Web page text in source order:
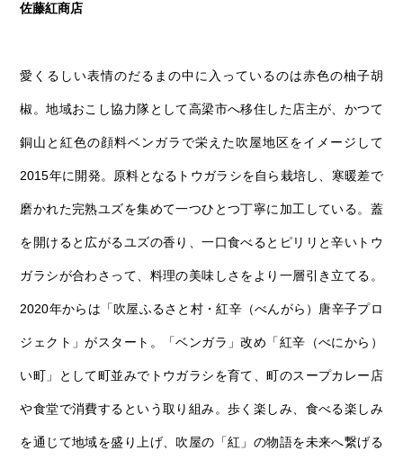
佐藤紅商店
愛くるしい表情のだるまの中に入っているのは赤色の柚子胡
椒。地域おこし協力隊として高梁市へ移住した店主が、かつて
銅山と紅色の顔料ベンガラで栄えた吹屋地区をイメージして
2015年に開発。原料となるトウガラシを自ら栽培し、寒暖差で
磨かれた完熟ユズを集めて一つひとつ丁寧に加工している。蓋
を開けると広がるユズの香り、一口食べるとピリリと辛いトウ
ガラシが合わさって、料理の美味しさをより一層引き立てる。
2020年からは「吹屋ふるさと村・紅辛（べんがら）唐辛子プロ
ジェクト」がスタート。「ベンガラ」改め「紅辛（べにから）
い町」として町並みでトウガラシを育て、町のスープカレー店
や食堂で消費するという取り組み。歩く楽しみ、食べる楽しみ
を通じて地域を盛り上げ、吹屋の「紅」の物語を未来へ繋げる